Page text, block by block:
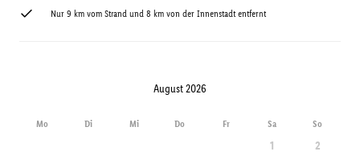
Nur 9 km vom Strand und 8 km von der Innenstadt entfernt
August 2026
Mo Di Mi Do Fr Sa So
1
2